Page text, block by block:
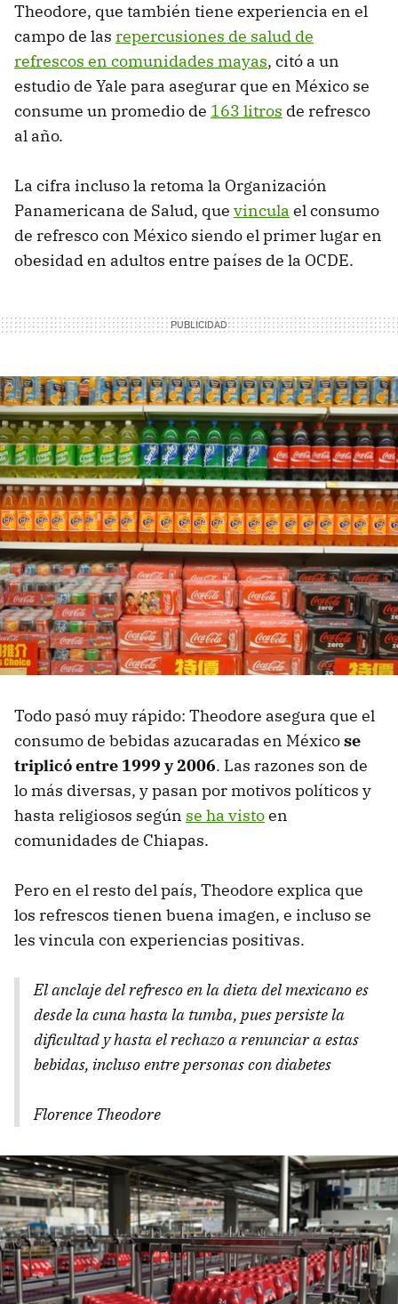
Theodore, que también tiene experiencia en el
campo de las repercusiones de salud de
refrescos en comunidades mayas, citó a un
estudio de Yale para asegurar que en México se
consume un promedio de 163 litros de refresco
al año.
La cifra incluso la retoma la Organización
Panamericana de Salud, que vincula el consumo
de refresco con México siendo el primer lugar en
obesidad en adultos entre países de la OCDE.
Todo pasó muy rápido: Theodore asegura que el
consumo de bebidas azucaradas en Méxicose
triplicó entre 1999 y 2006. Las razones son de
lo más diversas, y pasan por motivos políticos y
hasta religiosos según se ha vistoen
comunidades de Chiapas.
Pero en el resto del país, Theodore explica que
los refrescos tienen buena imagen, e incluso se
les vincula con experiencias positivas.
El anclaje del refresco en la dieta del mexicano es
desde la cuna hasta la tumba, pues persiste la
dificultad y hasta el rechazo a renunciar a estas
bebidas, incluso entre personas con diabetes
Florence Theodore